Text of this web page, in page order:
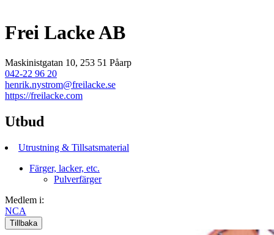
Frei Lacke AB
Maskinistgatan 10, 253 51 Påarp
042-22 96 20
henrik.nystrom@freilacke.se
https://freilacke.com
Utbud
Utrustning & Tillsatsmaterial
Färger, lacker, etc.
Pulverfärger
Medlem i:
NCA
Tillbaka